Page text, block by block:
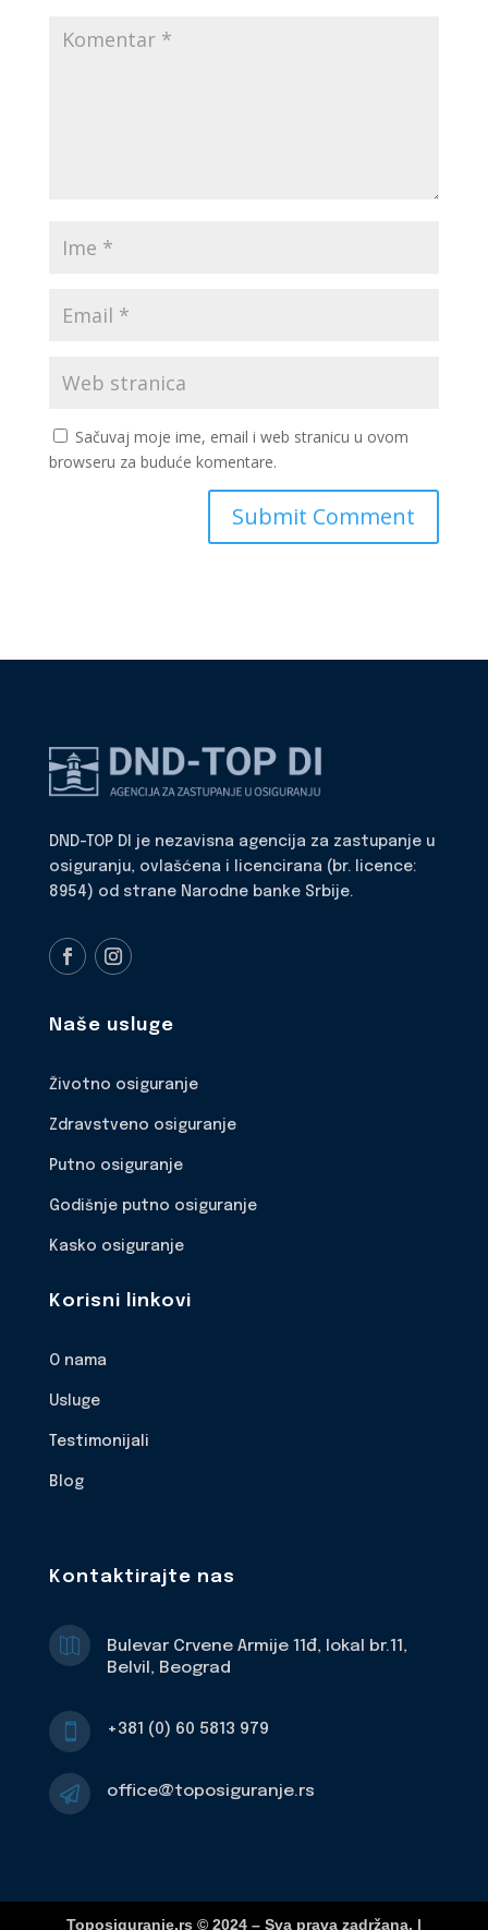
Sačuvaj moje ime, email i web stranicu u ovom
browseru za buduće komentare.
DND-TOP DI je nezavisna agencija za zastupanje u
osiguranju, ovlašćena i licencirana (br. licence:
8954) od strane Narodne banke Srbije.
Naše usluge
Životno osiguranje
Zdravstveno osiguranje
Putno osiguranje
Godišnje putno osiguranje
Kasko osiguranje
Korisni linkovi
O nama
Usluge
Testimonijali
Blog
Kontaktirajte nas

Bulevar Crvene Armije 11đ, lokal br.11,
Belvil, Beograd
 +381 (0) 60 5813 979
 office@toposiguranje.rs
Toposiguranje.rs © 2024 – Sva prava zadržana. |